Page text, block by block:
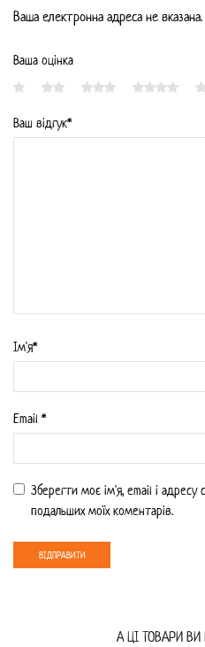
Ваша електронна адреса не вказана.
Ваша оцінка
Ваш відгук*
Iм'я*
Email *
Зберегти моє ім'я, email і адресу
подальших моїх коментарів.
А ЦI ТОВАРИ ВИ